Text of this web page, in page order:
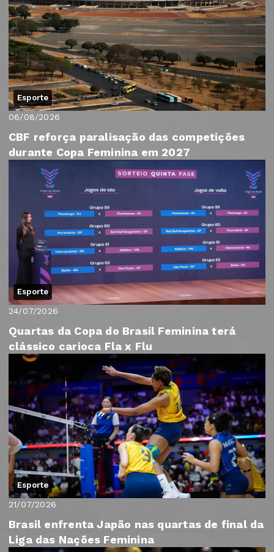
Esporte
06/08/2026
CBF reforça paralisação das competições
durante Copa Feminina em 2027
Esporte
24/07/2026
Quartas da Copa do Brasil Feminina terá
clássico carioca Fla x Flu
Esporte
21/07/2026
Brasil enfrenta Japão nas quartas de final da
Liga das Nações Feminina